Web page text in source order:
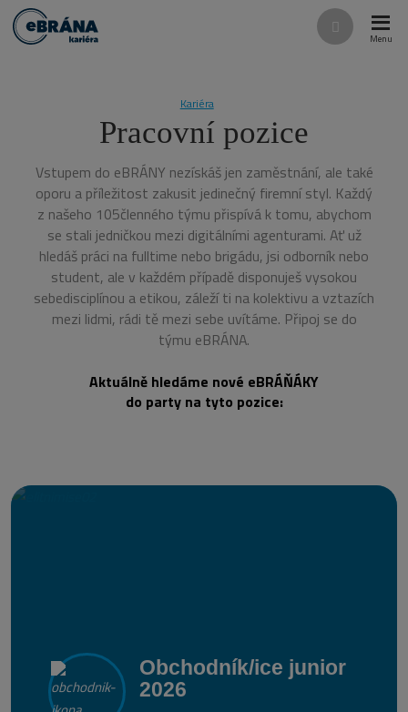
Vyhledávání
menu
Kariéra
Pracovní pozice
Vstupem do eBRÁNY nezískáš jen zaměstnání, ale také
oporu a příležitost zakusit jedinečný firemní styl. Každý
z našeho 105členného týmu přispívá k tomu, abychom
se stali jedničkou mezi digitálními agenturami. Ať už
hledáš práci na fulltime nebo brigádu, jsi odborník nebo
student, ale v každém případě disponuješ vysokou
sebedisciplínou a etikou, záleží ti na kolektivu a vztazích
mezi lidmi, rádi tě mezi sebe uvítáme. Připoj se do
týmu eBRÁNA.
Aktuálně hledáme nové eBRÁŇÁKY
do party na tyto pozice:
Obchodník/ice junior
2026